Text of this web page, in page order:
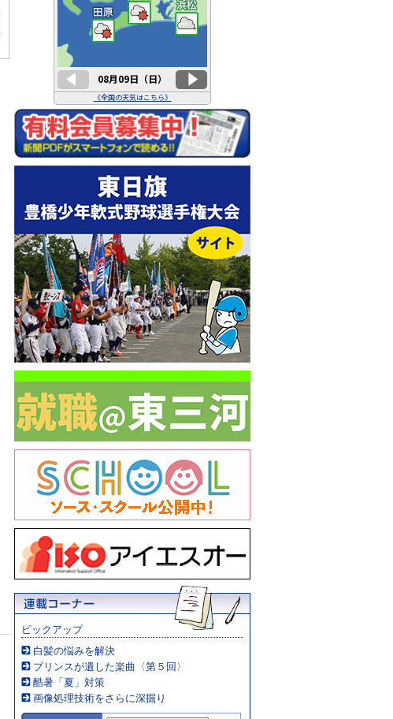
ピックアップ
白髪の悩みを解決
プリンスが遺した楽曲〈第５回〉
酷暑「夏」対策
画像処理技術をさらに深掘り